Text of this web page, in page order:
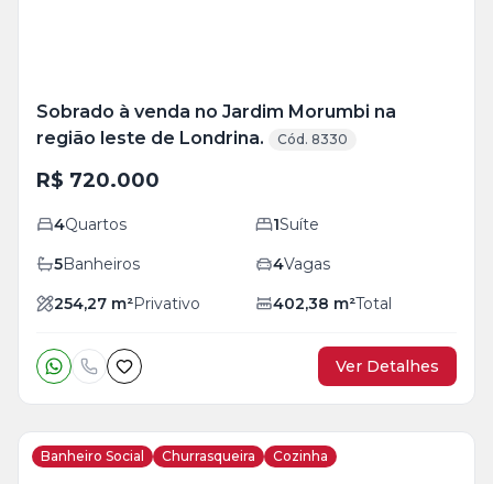
Sobrado à venda no Jardim Morumbi na
região leste de Londrina.
Cód. 8330
R$ 720.000
4Quartos 1Suíte
5Banheiros 4Vagas
254,27 m²Privativo 402,38 m²Total
Ver Detalhes
Banheiro Social Churrasqueira Cozinha